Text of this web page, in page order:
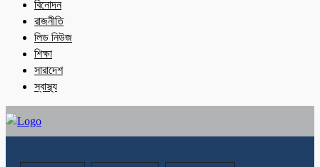
বিনোদন
রাজনীতি
লিড নিউজ
শিক্ষা
সারাদেশ
স্বাস্থ্য